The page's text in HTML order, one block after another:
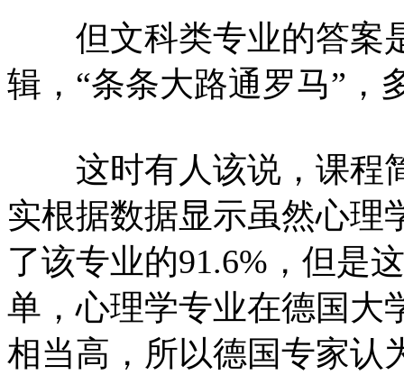
但文科类专业的答案
辑，“条条大路通罗马”，
这时有人该说，课程
实根据数据显示虽然心理
了该专业的91.6%，但是
单，心理学专业在德国大
相当高，所以德国专家认